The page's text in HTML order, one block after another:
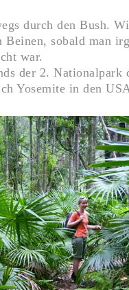
durch den Bush.
Beinen, sobald man
war.
der 2. Nationalpark
Yosemite in den